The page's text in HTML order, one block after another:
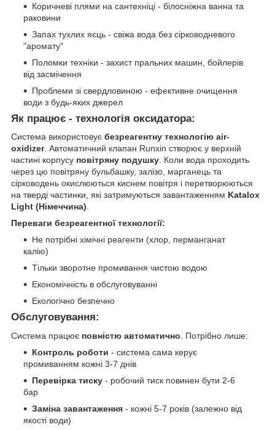
Коричневі плями на сантехніці - білосніжна ванна та
раковини
Запах тухлих яєць - свіжа вода без сірководневого
"аромату"
Поломки техніки - захист пральних машин, бойлерів
від засмічення
Проблеми зі свердловиною - ефективне очищення
води з будь-яких джерел
Як працює - технологія оксидатора:
Система використовує безреагентну технологію air-
oxidizer. Автоматичний клапан Runxin створює у верхній
частині корпусу повітряну подушку. Коли вода проходить
через цю повітряну бульбашку, залізо, марганець та
сірководень окислюються киснем повітря і перетворюються
на тверді частинки, які затримуються завантаженням Katalox
Light (Німеччина).
Переваги безреагентної технології:
Не потрібні хімічні реагенти (хлор, перманганат
калію)
Тільки зворотне промивання чистою водою
Економічність в обслуговуванні
Екологічно безпечно
Обслуговування:
Система працює повністю автоматично . Потрібно лише:
Контроль роботи - система сама керує
промиванням кожні 3-7 днів
Перевірка тиску - робочий тиск повинен бути 2-6
бар
Заміна завантаження - кожні 5-7 років (залежно від
якості води)